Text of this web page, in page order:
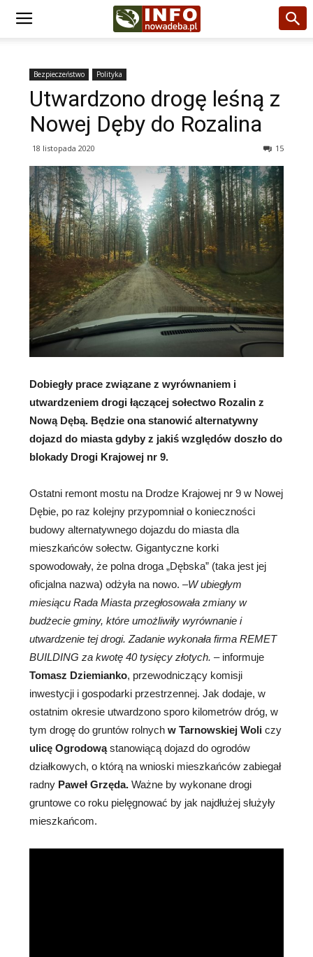
Bezpieczeństwo Polityka
Utwardzono drogę leśną z
Nowej Dęby do Rozalina
18 listopada 2020 15
Dobiegły prace związane z wyrównaniem i
utwardzeniem drogi łączącej sołectwo Rozalin z
Nową Dębą. Będzie ona stanowić alternatywny
dojazd do miasta gdyby z jakiś względów doszło do
blokady Drogi Krajowej nr 9.
Ostatni remont mostu na Drodze Krajowej nr 9 w Nowej
Dębie, po raz kolejny przypomniał o konieczności
budowy alternatywnego dojazdu do miasta dla
mieszkańców sołectw. Gigantyczne korki
spowodowały, że polna droga „Dębska” (taka jest jej
oficjalna nazwa) odżyła na nowo. –W ubiegłym
miesiącu Rada Miasta przegłosowała zmiany w
budżecie gminy, które umożliwiły wyrównanie i
utwardzenie tej drogi. Zadanie wykonała firma REMET
BUILDING za kwotę 40 tysięcy złotych. – informuje
Tomasz Dziemianko, przewodniczący komisji
inwestycji i gospodarki przestrzennej. Jak dodaje, w
ostatnim okresie utwardzono sporo kilometrów dróg, w
tym drogę do gruntów rolnych w Tarnowskiej Woli czy
ulicę Ogrodowąstanowiącą dojazd do ogrodów
działkowych, o którą na wnioski mieszkańców zabiegał
radny Paweł Grzęda. Ważne by wykonane drogi
gruntowe co roku pielęgnować by jak najdłużej służyły
mieszkańcom.